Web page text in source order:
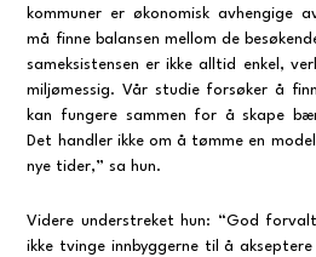
kommuner er økonomisk avhengige
må finne balansen mellom de
sameksistensen er ikke alltid enkel,
miljømessig. Vår studie forsøker å
kan fungere sammen for å skape
Det handler ikke om å tømme en
nye tider,” sa hun.
Videre understreket hun: “God
ikke tvinge innbyggerne til å